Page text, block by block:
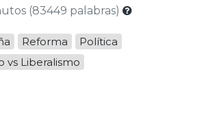
(83449 palabras)
Reforma
Política
vs Liberalismo